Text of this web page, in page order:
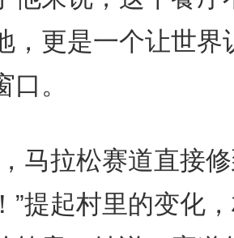
，更是一个让世界
。
拉松赛道直接修
”提起村里的变化